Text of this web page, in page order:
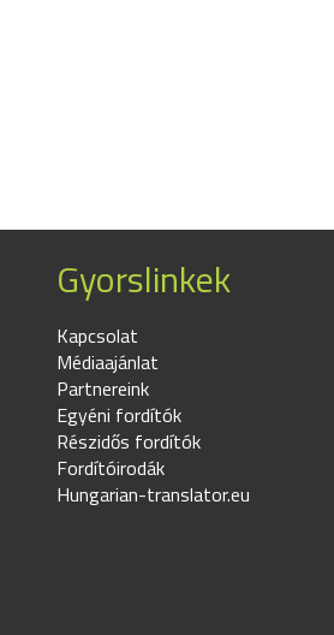
Gyorslinkek
Kapcsolat
Médiaajánlat
Partnereink
Egyéni fordítók
Részidős fordítók
Fordítóirodák
Hungarian-translator.eu